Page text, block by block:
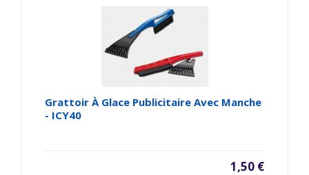
Grattoir À Glace Publicitaire Avec Manche
- ICY40
1,50 €